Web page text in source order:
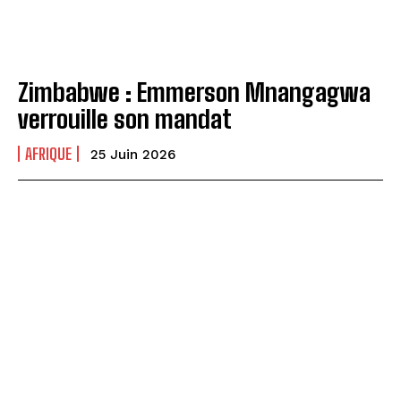
Zimbabwe : Emmerson Mnangagwa
verrouille son mandat
AFRIQUE 25 Juin 2026